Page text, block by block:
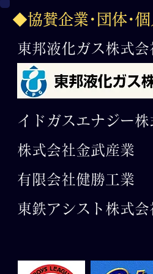
球 全国選抜岐阜大会
◆協賛企業･団体･
東邦液化ガス株式会
イドガスエナジー株
株式会社金武産業
有限会社​健勝工業
東鉄アシスト株式会